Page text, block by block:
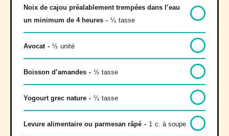
Noix de cajou préalablement trempées dans l’eau
un minimum de 4 heures - ¼ tasse
Avocat - ½ unité
Boisson d’amandes - ½ tasse
Yogourt grec nature - ¼ tasse
Levure alimentaire ou parmesan râpé - 1 c. à soupe